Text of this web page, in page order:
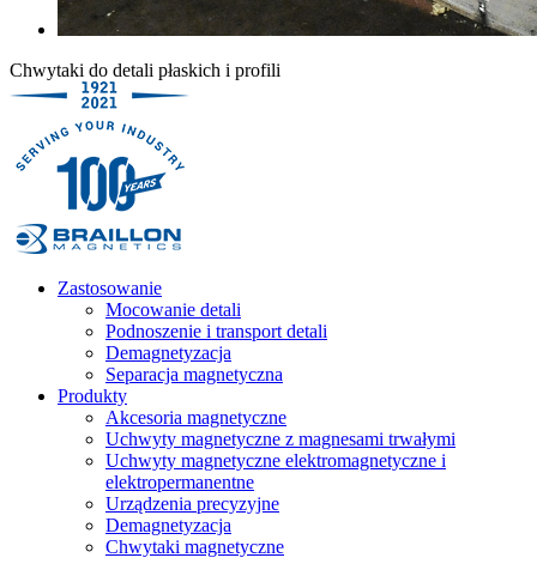
Chwytaki do detali płaskich i profili
Zastosowanie
Mocowanie detali
Podnoszenie i transport detali
Demagnetyzacja
Separacja magnetyczna
Produkty
Akcesoria magnetyczne
Uchwyty magnetyczne z magnesami trwałymi
Uchwyty magnetyczne elektromagnetyczne i
elektropermanentne
Urządzenia precyzyjne
Demagnetyzacja
Chwytaki magnetyczne